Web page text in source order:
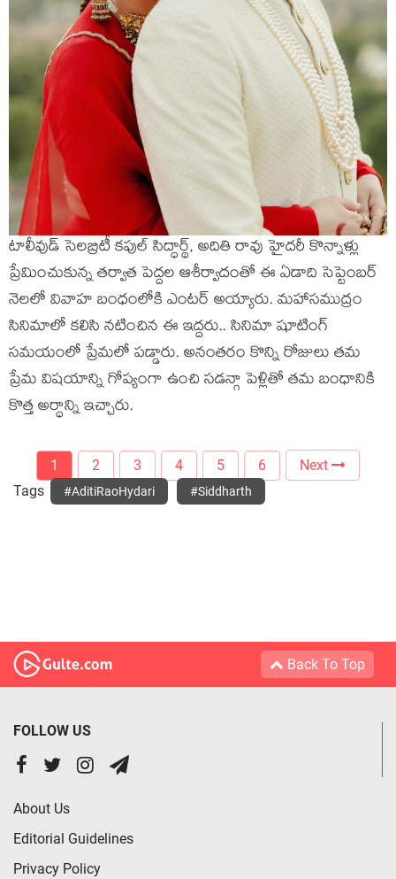
టాలీవుడ్ సెలబ్రిటీ కపుల్ సిద్ధార్థ్, అదితి రావు హైదరీ కొన్నాళ్లు
ప్రేమించుకున్న తర్వాత పెద్దల ఆశీర్వాదంతో ఈ ఏడాది సెప్టెంబర్
నెలలో వివాహ బంధంలోకి ఎంటర్ అయ్యారు. మహాసముద్రం
సినిమాలో కలిసి నటించిన ఈ ఇద్దరు.. సినిమా షూటింగ్
సమయంలో ప్రేమలో పడ్డారు. అనంతరం కొన్ని రోజులు తమ
ప్రేమ విషయాన్ని గోప్యంగా ఉంచి సడన్గా పెళ్లితో తమ బంధానికి
కొత్త అర్ధాన్ని ఇచ్చారు.
1 2 3 4 5 6
Next
Tags
#AditiRaoHydari #Siddharth
Back To Top
FOLLOW US
About Us
Editorial Guidelines
Privacy Policy